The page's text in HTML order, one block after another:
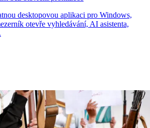
desktopovou aplikaci pro Windows,
otevře vyhledávání, AI asistenta,